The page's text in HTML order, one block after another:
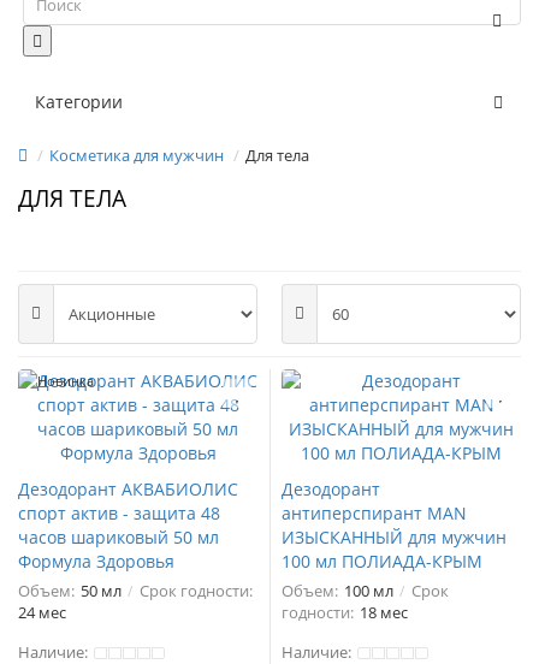
Категории
Косметика для мужчин Для тела
ДЛЯ ТЕЛА
Новинка
Дезодорант АКВАБИОЛИС
спорт актив - защита 48
часов шариковый 50 мл
Формула Здоровья
Объем: 50 мл
Срок годности:
24 мес
Наличие:
Дезодорант
антиперспирант MAN
ИЗЫСКАННЫЙ для мужчин
100 мл ПОЛИАДА-КРЫМ
Объем: 100 мл
Срок
годности: 18 мес
Наличие: